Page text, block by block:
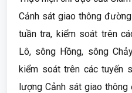
Cảnh sát giao thông
tuần tra, kiểm soát trên
Lô, sông Hồng, sông
kiểm soát trên các tuyến
lượng Cảnh sát giao